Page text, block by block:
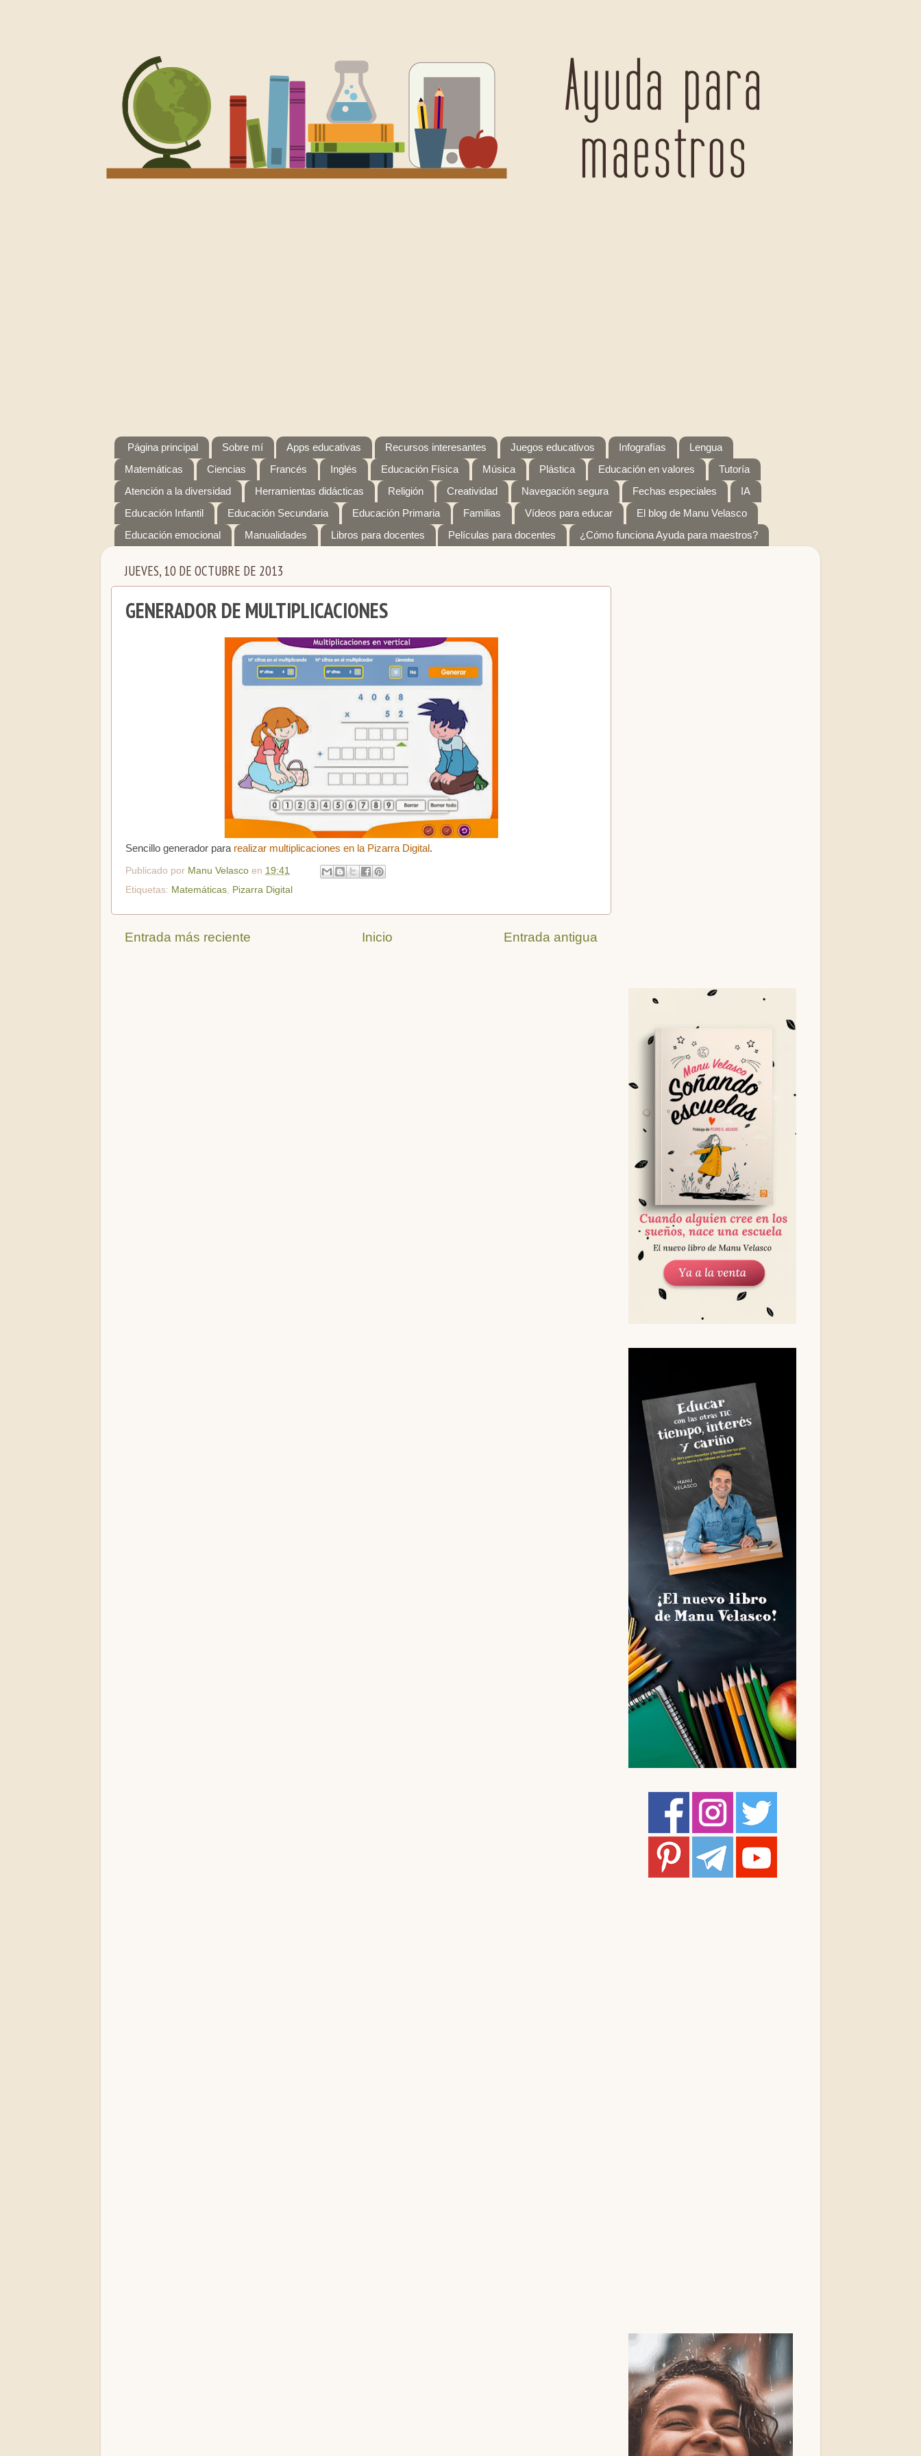
Página principal Sobre mí Apps educativas Recursos interesantes Juegos educativos Infografías
Lengua
Matemáticas
Ciencias Francés Inglés Educación Física Música Plástica Educación en valores
Tutoría
Atención a la diversidad
Herramientas didácticas Religión Creatividad Navegación segura Fechas especiales
IA
Educación Infantil
Educación Secundaria Educación Primaria Familias Vídeos para educar
El blog de Manu Velasco
Educación emocional
Manualidades Libros para docentes Películas para docentes ¿Cómo funciona Ayuda para maestros?
JUEVES, 10 DE OCTUBRE DE 2013
GENERADOR DE MULTIPLICACIONES
Sencillo generador para realizar multiplicaciones en la Pizarra Digital .
Publicado por Manu Velasco en 19:41
Etiquetas: Matemáticas Pizarra Digital
Entrada más reciente Entrada antigua
Inicio